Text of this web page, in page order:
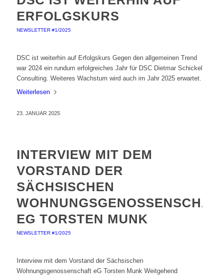
ERFOLGSKURS
NEWSLETTER #1/2025
DSC ist weiterhin auf Erfolgskurs Gegen den allgemeinen Trend
war 2024 ein rundum erfolgreiches Jahr für DSC Dietmar Schickel
Consulting. Weiteres Wachstum wird auch im Jahr 2025 erwartet.
Weiterlesen
23. JANUAR 2025
INTERVIEW MIT DEM
VORSTAND DER
SÄCHSISCHEN
EG TORSTEN MUNK
NEWSLETTER #1/2025
Interview mit dem Vorstand der Sächsischen
Wohnungsgenossenschaft eG Torsten Munk Weitgehend